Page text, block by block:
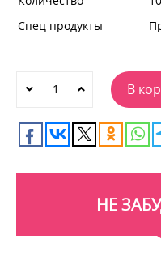
Спец продукты
В
НЕ